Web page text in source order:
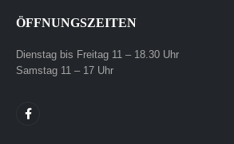
ÖFFNUNGSZEITEN
Dienstag bis Freitag 11 – 18.30 Uhr
Samstag 11 – 17 Uhr